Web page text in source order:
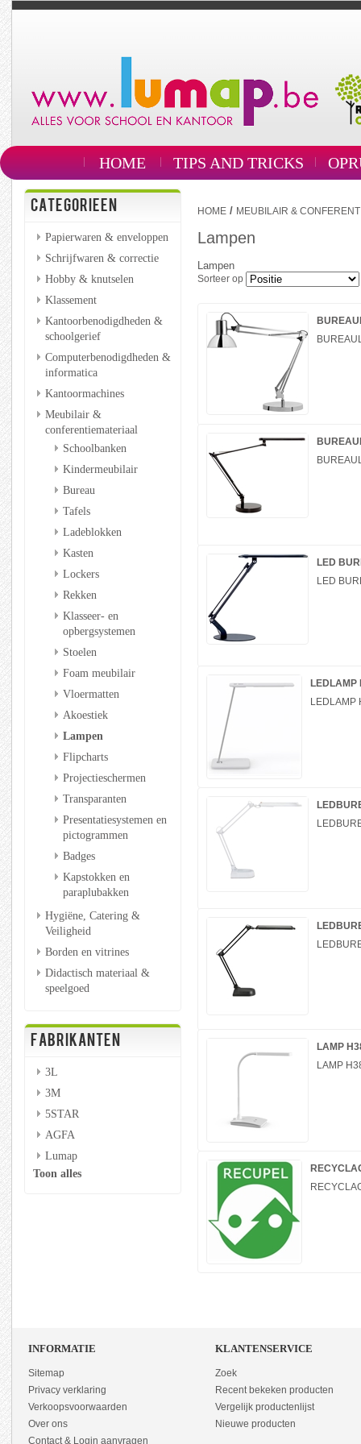
HOME TIPS AND TRICKS
CATEGORIEEN
Papierwaren & enveloppen
Schrijfwaren & correctie
Hobby & knutselen
Klassement
Kantoorbenodigdheden &
schoolgerief
Computerbenodigdheden &
informatica
Kantoormachines
Meubilair &
conferentiemateriaal
Schoolbanken
Kindermeubilair
Bureau
Tafels
Ladeblokken
Kasten
Lockers
Rekken
Klasseer- en
opbergsystemen
Stoelen
Foam meubilair
Vloermatten
Akoestiek
Lampen
Flipcharts
Projectieschermen
Transparanten
Presentatiesystemen en
pictogrammen
Badges
Kapstokken en
paraplubakken
Hygiëne, Catering &
Veiligheid
Borden en vitrines
Didactisch materiaal &
speelgoed
FABRIKANTEN
3L
3M
5STAR
AGFA
Lumap
Toon alles
HOME / MEUBILAIR &
Lampen
Lampen
Sorteer op
LED
LED
LEDLAMP
LEDLAMP
LAMP
LAMP
INFORMATIE
Sitemap
Privacy verklaring
Verkoopsvoorwaarden
Over ons
Contact & Login aanvragen
KLANTENSERVICE
Zoek
Recent bekeken producten
Vergelijk productenlijst
Nieuwe producten